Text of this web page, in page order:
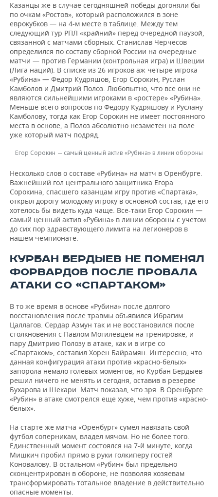
Казанцы же в случае сегодняшней победы догоняли бы
по очкам «Ростов», который расположился в зоне
еврокубков — на 4-м месте в таблице. Между тем
следующий тур РПЛ «крайний» перед очередной паузой,
связанной с матчами сборных. Станислав Черчесов
определился по составу сборной России на очередные
матчи — против Германии (контрольная игра) и Швеции
(Лига наций). В списке из 26 игроков аж четыре игрока
«Рубина» — Федор Кудряшов, Егор Сорокин, Руслан
Камболов и Дмитрий Полоз. Любопытно, что все они не
являются сильнейшими игроками в «ростере» «Рубина».
Меньше всего вопросов по Федору Кудряшову и Руслану
Камболову, тогда как Егор Сорокин не имеет постоянного
места в основе, а Полоз абсолютно незаметен на поле
уже который матч подряд.
Егор Сорокин — самый ценный актив «Рубина» в линии обороны
Несколько слов о составе «Рубина» на матч в Оренбурге.
Важнейший гол центрального защитника Егора
Сорокина, спасшего казанцам игру против «Спартака»,
открыл дорогу молодому игроку в основной состав, где его
хотелось бы видеть куда чаще. Все-таки Егор Сорокин —
самый ценный актив «Рубина» в линии обороны с учетом
до сих пор здравствующего лимита на легионеров в
нашем чемпионате.
КУРБАН БЕРДЫЕВ НЕ ПОМЕНЯЛ
ФОРВАРДОВ ПОСЛЕ ПРОВАЛА
АТАКИ СО «СПАРТАКОМ»
В то же время в основе «Рубина» после долгого
восстановления после травмы объявился Ибрагим
Цаллагов. Сердар Азмун так и не восстановился после
столкновения с Павлом Могилевцем на тренировке, и
пару Дмитрию Полозу в атаке, как и в игре со
«Спартаком», составил Хорен Байрамян. Интересно, что
данная конфигурация атаки против «красно-белых»
запорола немало голевых моментов, но Курбан Бердыев
решил ничего не менять и сегодня, оставив в резерве
Бухарова и Шекари. Матч показал, что зря. В Оренбурге
«Рубин» в атаке смотрелся еще хуже, чем против «красно-
белых».
На старте же матча «Оренбург» сумел навязать свой
футбол соперникам, владел мячом. Но не более того.
Единственный момент состоялся на 7-й минуте, когда
Мишкич пробил прямо в руки голкиперу гостей
Коновалову. В остальном «Рубин» был предельно
сконцентрирован в обороне, не позволяя хозяевам
трансформировать тотальное владение в действительно
опасные моменты.